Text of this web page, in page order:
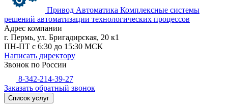
Привод Автоматика Комплексные системы
решений автоматизации технологических процессов
Адрес компании
г. Пермь, ул. Бригадирская, 20 к1
ПН-ПТ с 6:30 до 15:30 МСК
Написать директору
Звонок по России
8-342-214-39-27
Заказать обратный звонок
Список услуг